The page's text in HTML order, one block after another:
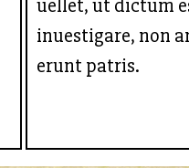
inuestigare, non
erunt patris.